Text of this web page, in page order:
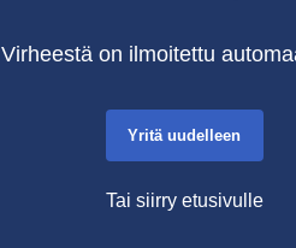
Virheestä on ilmoitettu
Yritä uudelleen
Tai siirry etusivulle